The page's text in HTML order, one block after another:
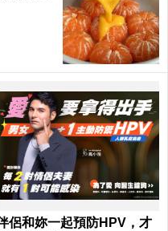
侶和妳一起預防HPV，才